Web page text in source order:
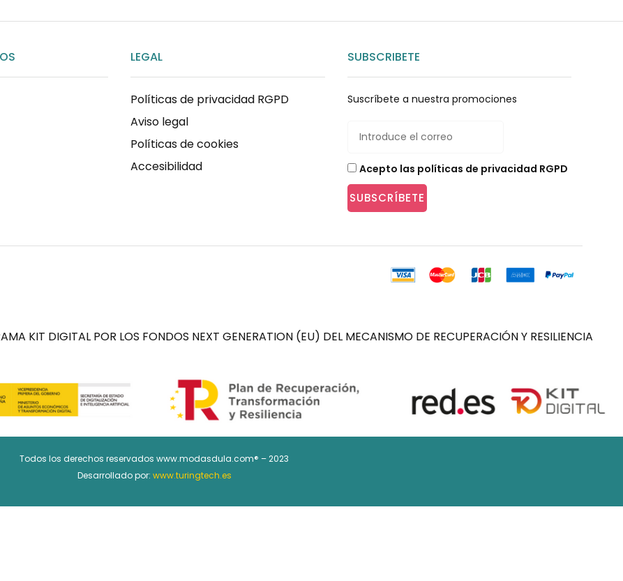
LEGAL
Políticas de privacidad RGPD
Aviso legal
Políticas de cookies
Accesibilidad
SUBSCRIBETE
Suscríbete a nuestra promociones
Acepto las políticas de privacidad RGPD
SUBSCRÍBETE
KIT DIGITAL POR LOS FONDOS NEXT GENERATION (EU) DEL MECANISMO DE RECUPERACIÓN Y RESILIENCIA
Todos los derechos reservados www.modasdula.com® – 2023
Desarrollado por: www.turingtech.es